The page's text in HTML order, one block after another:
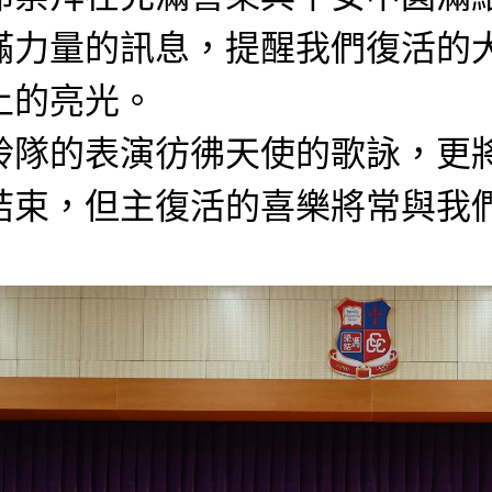
力量的訊息，提醒我們復活的
亮光。
隊的表演彷彿天使的歌詠，更
束，但主復活的喜樂將常與我